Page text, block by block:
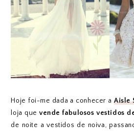
Hoje foi-me dada a conhecer a Aisle
loja quevende fabulosos vestidos
de noite a vestidos de noiva,